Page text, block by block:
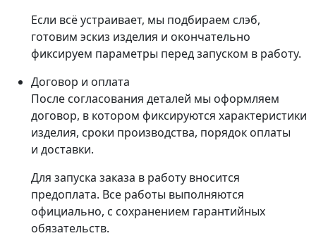
Если всё устраивает, мы подбираем слэб,
готовим эскиз изделия и окончательно
фиксируем параметры перед запуском в работу.
Договор и оплата
После согласования деталей мы оформляем
договор, в котором фиксируются характеристики
изделия, сроки производства, порядок оплаты
и доставки.
Для запуска заказа в работу вносится
предоплата. Все работы выполняются
официально, с сохранением гарантийных
обязательств.